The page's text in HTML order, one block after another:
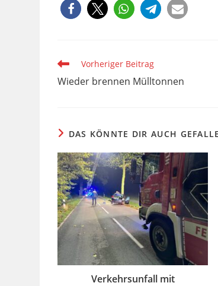
Weitere
Artikel
ansehen
Vorheriger Beitrag
Wieder brennen Mülltonnen
DAS KÖNNTE DIR AUCH
Verkehrsunfall mit